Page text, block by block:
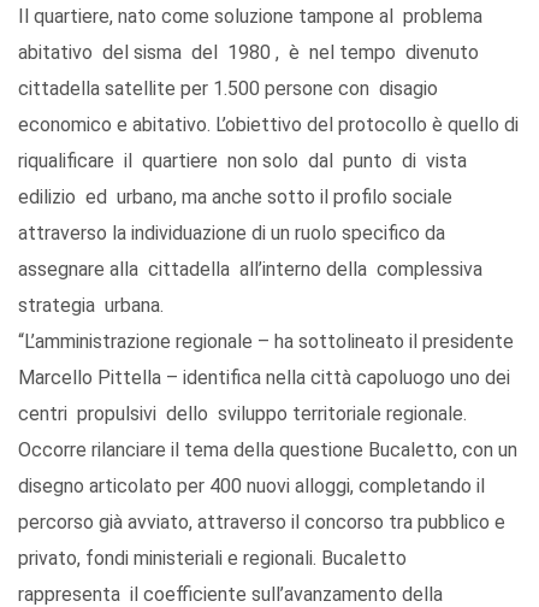
Il quartiere, nato come soluzione tampone al problema
abitativo del sisma del 1980 , è nel tempo divenuto
cittadella satellite per 1.500 persone con disagio
economico e abitativo. L’obiettivo del protocollo è quello di
riqualificare il quartiere non solo dal punto di vista
edilizio ed urbano, ma anche sotto il profilo sociale
attraverso la individuazione di un ruolo specifico da
assegnare alla cittadella all’interno della complessiva
strategia urbana.
“L’amministrazione regionale – ha sottolineato il presidente
Marcello Pittella – identifica nella città capoluogo uno dei
centri propulsivi dello sviluppo territoriale regionale.
Occorre rilanciare il tema della questione Bucaletto, con un
disegno articolato per 400 nuovi alloggi, completando il
percorso già avviato, attraverso il concorso tra pubblico e
privato, fondi ministeriali e regionali. Bucaletto
rappresenta il coefficiente sull’avanzamento della